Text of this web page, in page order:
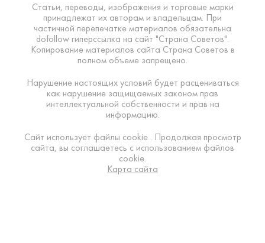
Статьи, переводы, изображения и торговые марки
принадлежат их авторам и владельцам. При
частичной перепечатке материалов обязательна
dofollow гиперссылка на сайт "Страна Советов".
Копирование материалов сайта Страна Советов в
полном объеме запрещено.
Нарушение настоящих условий будет расцениваться
как нарушение защищаемых законом прав
интеллектуальной собственности и прав на
информацию.
Сайт использует файлы cookie . Продолжая просмотр
сайта, вы соглашаетесь с использованием файлов
cookie.
Карта сайта